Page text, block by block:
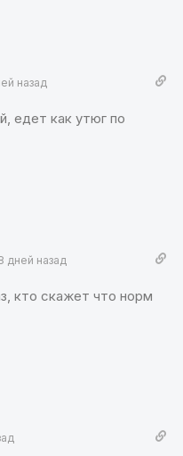
назад
едет как утюг по
дней назад
кто скажет что норм